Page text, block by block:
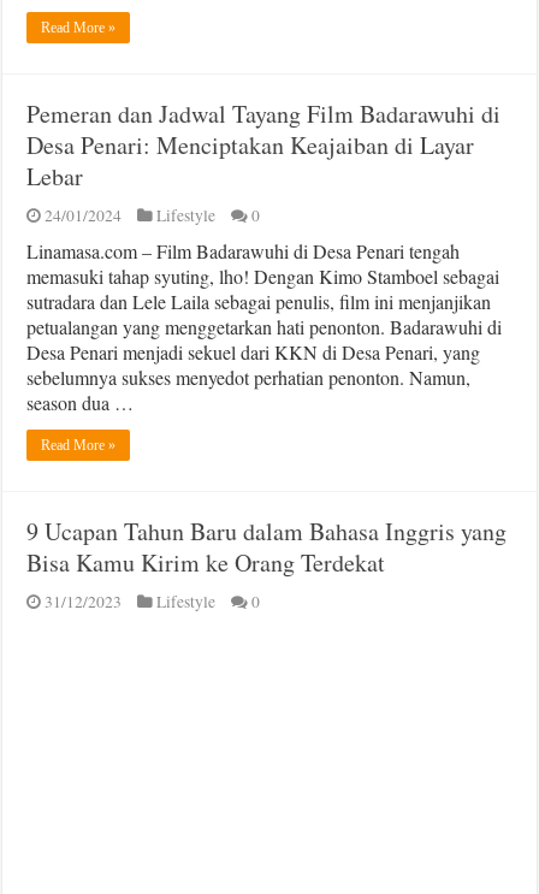
Read More »
Pemeran dan Jadwal Tayang Film Badarawuhi di
Desa Penari: Menciptakan Keajaiban di Layar
Lebar
24/01/2024 Lifestyle 0
Linamasa.com – Film Badarawuhi di Desa Penari tengah
memasuki tahap syuting, lho! Dengan Kimo Stamboel sebagai
sutradara dan Lele Laila sebagai penulis, film ini menjanjikan
petualangan yang menggetarkan hati penonton. Badarawuhi di
Desa Penari menjadi sekuel dari KKN di Desa Penari, yang
sebelumnya sukses menyedot perhatian penonton. Namun,
season dua …
Read More »
9 Ucapan Tahun Baru dalam Bahasa Inggris yang
Bisa Kamu Kirim ke Orang Terdekat
31/12/2023 Lifestyle 0